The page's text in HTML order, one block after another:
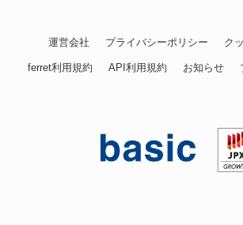
運営会社 プライバシーポリシー ク
ferret利用規約 API利用規約 お知らせ